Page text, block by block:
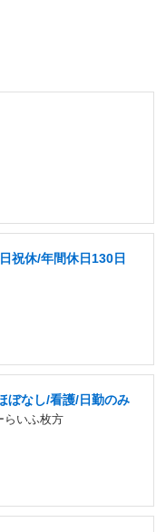
祝休/年間休日130日
ぼなし/看護/日勤のみ
らいふ枚方